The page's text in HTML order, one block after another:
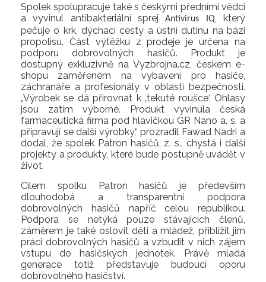
Spolek spolupracuje také s českými předními vědci
a vyvinul antibakteriální sprejAntivirus IQ, který
pečuje o krk, dýchací cesty a ústní dutinu na bázi
propolisu. Část výtěžku z prodeje je určena na
podporu dobrovolných hasičů. Produkt je
dostupný exkluzivně na Vyzbrojna.cz, českém e-
shopu zaměřeném na vybavení pro hasiče,
záchranáře a profesionály v oblasti bezpečnosti.
„Výrobek se dá přirovnat k ‚tekuté roušce‘. Ohlasy
jsou zatím výborné. Produkt vyvinula česká
farmaceutická firma pod hlavičkou GR Nano a. s. a
připravují se další výrobky,“ prozradil Fawad Nadri a
dodal, že spolek Patron hasičů, z. s., chystá i další
projekty a produkty, které bude postupně uvádět v
život.
Cílem spolku Patron hasičů je především
dlouhodobá a transparentní podpora
dobrovolných hasičů napříč celou republikou.
Podpora se netýká pouze stávajících členů,
záměrem je také oslovit děti a mládež, přiblížit jim
práci dobrovolných hasičů a vzbudit v nich zájem
vstupu do hasičských jednotek. Právě mladá
generace totiž představuje budoucí oporu
dobrovolného hasičství.